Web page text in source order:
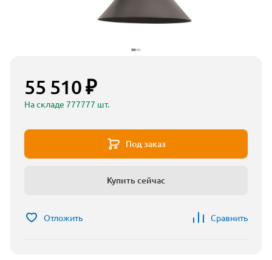
55 510 ₽
На складе 777777 шт.
Под заказ
Купить сейчас
Отложить Сравнить